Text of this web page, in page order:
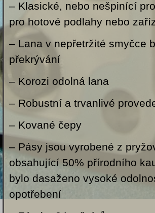
– Klasické, nebo nešpinící
pro hotové podlahy nebo
– Lana v nepřetržité smyčce
překrývání
– Korozi odolná lana
– Robustní a trvanlivé
– Kované čepy
– Pásy jsou vyrobené z
obsahující 50% přírodního
bylo dasaženo vysoké
opotřebení